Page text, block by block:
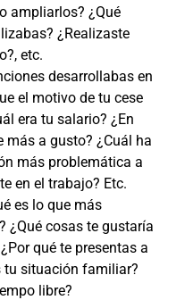
ampliarlos? ¿Qué
¿Realizaste
etc.
desarrollabas en
el motivo de tu cese
era tu salario? ¿En
más a gusto? ¿Cuál ha
más problemática a
en el trabajo? Etc.
es lo que más
¿Qué cosas te gustaría
qué te presentas a
tu situación familiar?
libre?